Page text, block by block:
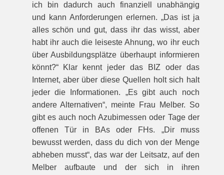
ich bin dadurch auch finanziell unabhängig
und kann Anforderungen erlernen. „Das ist ja
alles schön und gut, dass ihr das wisst, aber
habt ihr auch die leiseste Ahnung, wo ihr euch
über Ausbildungsplätze überhaupt informieren
könnt?“ Klar kennt jeder das BIZ oder das
Internet, aber über diese Quellen holt sich halt
jeder die Informationen. „Es gibt auch noch
andere Alternativen“, meinte Frau Melber. So
gibt es auch noch Azubimessen oder Tage der
offenen Tür in BAs oder FHs. „Dir muss
bewusst werden, dass du dich von der Menge
abheben musst“, das war der Leitsatz, auf den
Melber aufbaute und der sich in ihren